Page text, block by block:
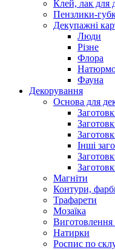
Клей, лак для
Пензлики-
Декупажні
Люди
Різне
Флора
Фауна
Декорування
Основа для
Інші
Магніти
Контури,
Трафарети
Мозаїка
Виготовлення
Натирки
Роспис по